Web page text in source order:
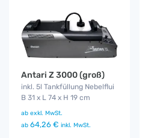
Antari Z 3000 (groß)
inkl. 5l Tankfüllung Nebelflui
B 31 x L 74 x H 19 cm
ab exkl. MwSt.
ab 64,26 € inkl. MwSt.